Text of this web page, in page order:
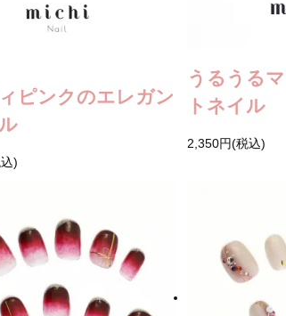
ピンクのエレガン
)
うるうる
トネイル
2,350円(税込)